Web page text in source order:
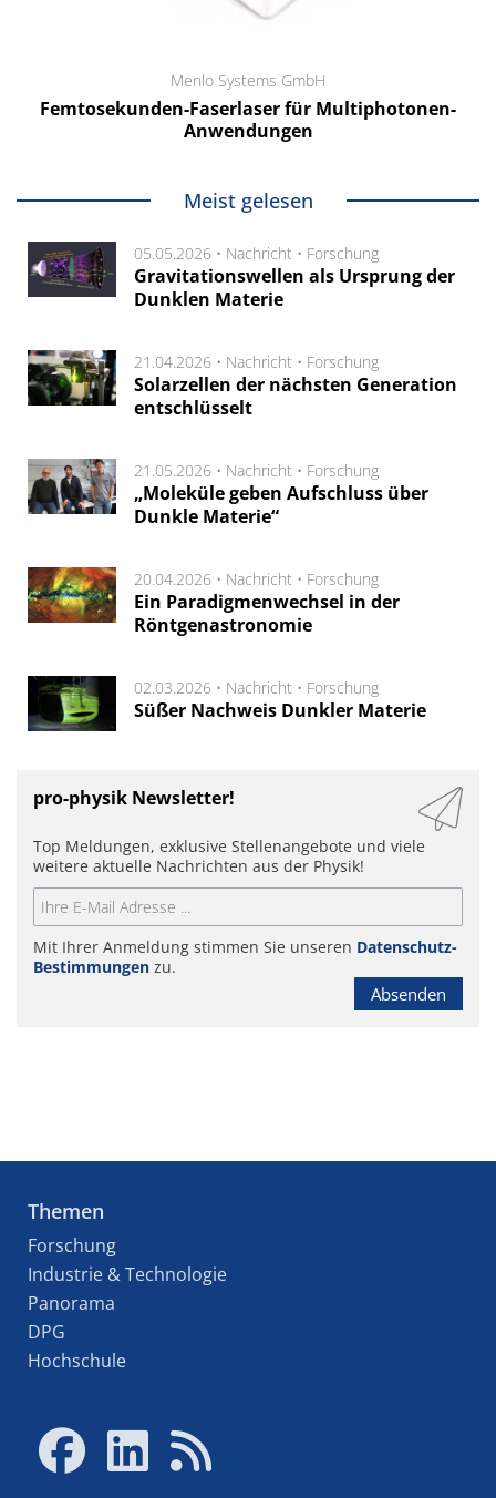
Menlo Systems GmbH
Femtosekunden-Faserlaser für Multiphotonen-
Anwendungen
Meist gelesen
05.05.2026 • Nachricht • Forschung
Gravitationswellen als Ursprung der
Dunklen Materie
21.04.2026 • Nachricht • Forschung
Solarzellen der nächsten Generation
entschlüsselt
21.05.2026 • Nachricht • Forschung
„Moleküle geben Aufschluss über
Dunkle Materie“
20.04.2026 • Nachricht • Forschung
Ein Paradigmenwechsel in der
Röntgenastronomie
02.03.2026 • Nachricht • Forschung
Süßer Nachweis Dunkler Materie
pro-physik Newsletter!
Top Meldungen, exklusive Stellenangebote und viele
weitere aktuelle Nachrichten aus der Physik!
Mit Ihrer Anmeldung stimmen Sie unseren Datenschutz-
Bestimmungen zu.
Absenden
Themen
Forschung
Industrie & Technologie
Panorama
DPG
Hochschule